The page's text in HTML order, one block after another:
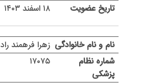
۱۸ اسفند ۱۴۰۳
زهرا فرهمند راد
۱۷۰۷۵